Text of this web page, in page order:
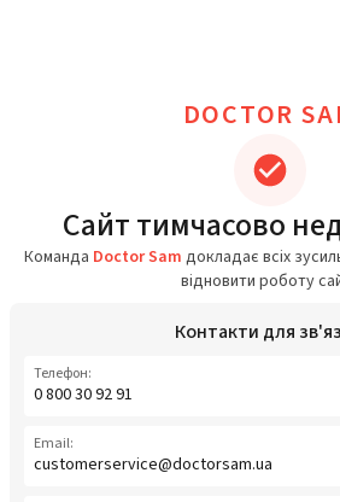
DOCTOR
Сайт тимчасово
Команда Doctor Sam докладає всіх
відновити роботу
Контакти для
Телефон:
0 800 30 92 91
Email:
customerservice@doctorsam.ua